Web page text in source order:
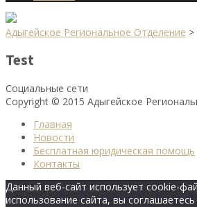
Адыгейское Региональное Отделение >
Test
Социальные сети
Copyright © 2015 Адыгейское
Главная
Новости
Бесплатная юридическая помощь
Контакты
Данный веб-сайт использует cookie-
использование сайта, вы